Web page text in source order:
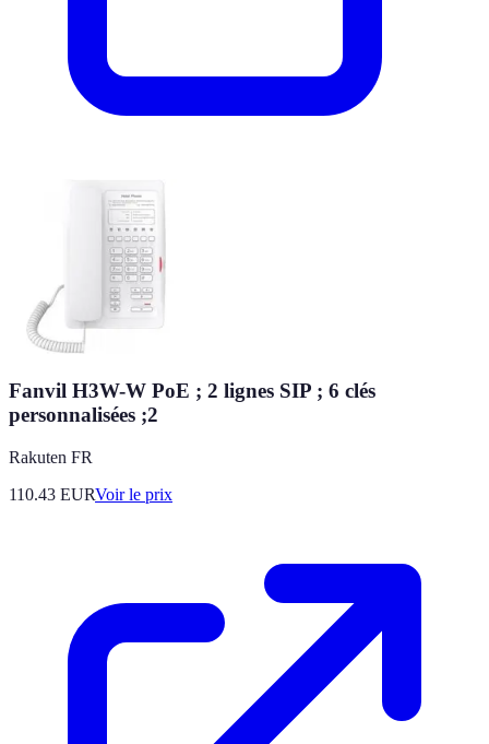
Fanvil H3W-W PoE ; 2 lignes SIP ; 6 clés
personnalisées ;2
Rakuten FR
110.43 EURVoir le prix